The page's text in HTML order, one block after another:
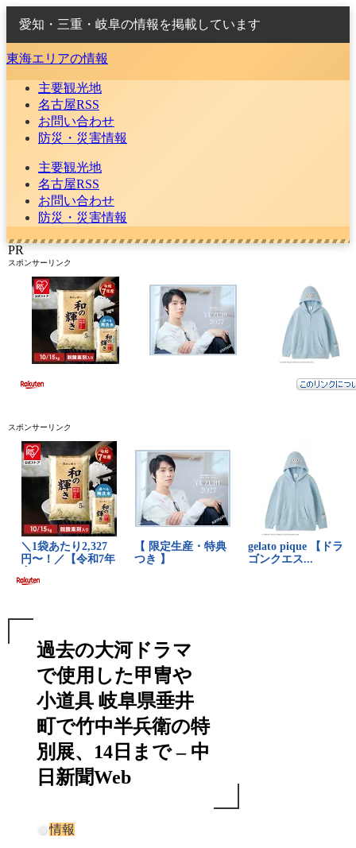
愛知・三重・岐阜の情報を掲載しています
東海エリアの情報
主要観光地
名古屋RSS
お問い合わせ
防災・災害情報
主要観光地
名古屋RSS
お問い合わせ
防災・災害情報
PR
スポンサーリンク
スポンサーリンク
過去の大河ドラマ
で使用した甲冑や
小道具 岐阜県垂井
町で竹中半兵衛の特
別展、14日まで – 中
日新聞Web
情報